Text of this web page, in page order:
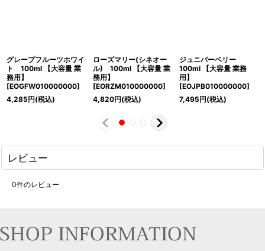
グレープフルーツホワイ
ト 100ml 【大容量 業
務用】
[EOGFW010000000]
4,285円(税込)
ローズマリー(シネオー
ル) 100ml 【大容量 業
務用】
[EORZM010000000]
4,820円(税込)
ジュニパーベリー
100ml 【大容量 業務
用】
[EOJPB010000000]
7,495円(税込)
レビュー
0件のレビュー